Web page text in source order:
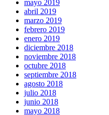
mayo 2019
abril 2019
marzo 2019
febrero 2019
enero 2019
diciembre 2018
noviembre 2018
octubre 2018
septiembre 2018
agosto 2018
julio 2018
junio 2018
mayo 2018